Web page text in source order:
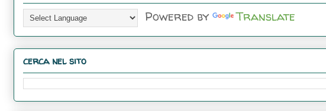
Powered by Translate
cerca nel sito